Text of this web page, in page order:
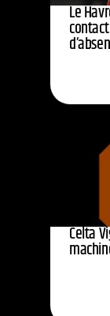
Le
Celta